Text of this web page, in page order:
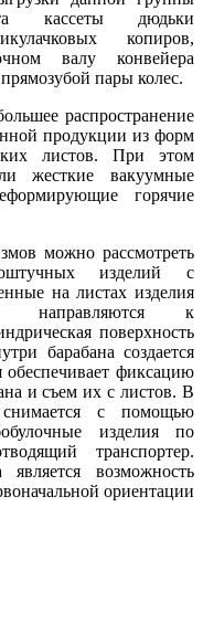
кассеты дюдьки
копиров,
валу конвейера
пары колес.
распространение
продукции из форм
листов. При этом
жесткие вакуумные
горячие
можно рассмотреть
изделий с
на листах изделия
направляются к
поверхность
барабана создается
обеспечивает фиксацию
и съем их с листов. В
с помощью
изделия по
транспортер.
возможность
ориентации